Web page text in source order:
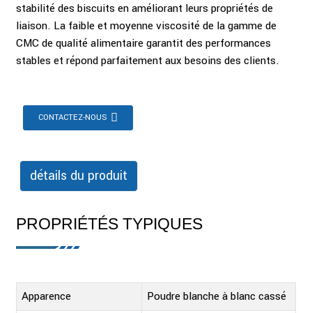
stabilité des biscuits en améliorant leurs propriétés de
liaison. La faible et moyenne viscosité de la gamme de
CMC de qualité alimentaire garantit des performances
stables et répond parfaitement aux besoins des clients.
CONTACTEZ-NOUS
détails du produit
PROPRIÉTÉS TYPIQUES
Apparence
Poudre blanche à blanc cassé